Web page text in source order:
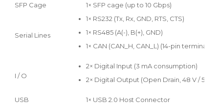
SFP Cage
1× SFP cage (up to 10 Gbps)
Serial Lines
1× RS232 (Tx, Rx, GND, RTS, CTS)
1× RS485 (A(-), B(+), GND)
1× CAN (CAN_H, CAN_L) (14-pin terminal
I / O
2× Digital Input (3 mA consumption)
2× Digital Output (Open Drain, 48 V / 500
USB
1× USB 2.0 Host Connector